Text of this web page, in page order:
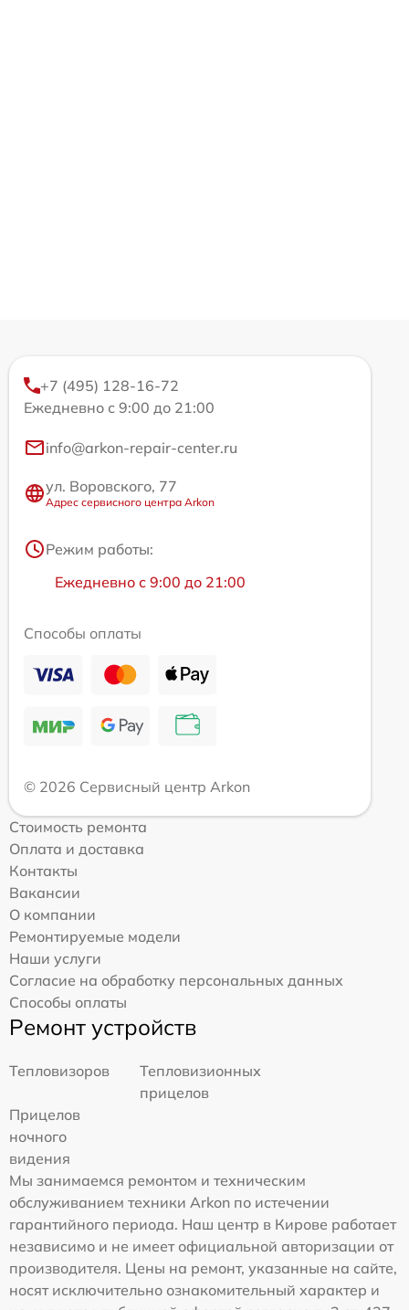
+7 (495) 128-16-72
Ежедневно с 9:00 до 21:00
info@arkon-repair-center.ru
ул. Воровского, 77
Адрес сервисного центра Arkon
Режим работы:
Ежедневно с 9:00 до 21:00
Способы оплаты
© 2026 Сервисный центр Arkon
Стоимость ремонта
Оплата и доставка
Контакты
Вакансии
О компании
Ремонтируемые модели
Наши услуги
Согласие на обработку персональных данных
Способы оплаты
Ремонт устройств
Тепловизоров
Тепловизионных
прицелов
Прицелов
ночного
видения
Мы занимаемся ремонтом и техническим
обслуживанием техники Arkon по истечении
гарантийного периода. Наш центр в Кирове работает
независимо и не имеет официальной авторизации от
производителя. Цены на ремонт, указанные на сайте,
носят исключительно ознакомительный характер и